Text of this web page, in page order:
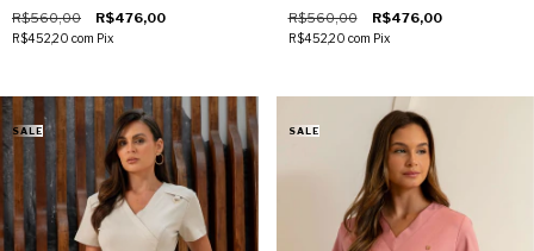
R$560,00 R$476,00
R$452,20 com Pix
R$560,00 R$476,00
R$452,20 com Pix